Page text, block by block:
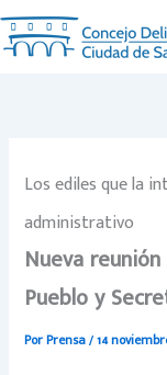
Ir
al
contenido
Los ediles que la
administrativo
Nueva
Pueblo y
PorPrensa/14